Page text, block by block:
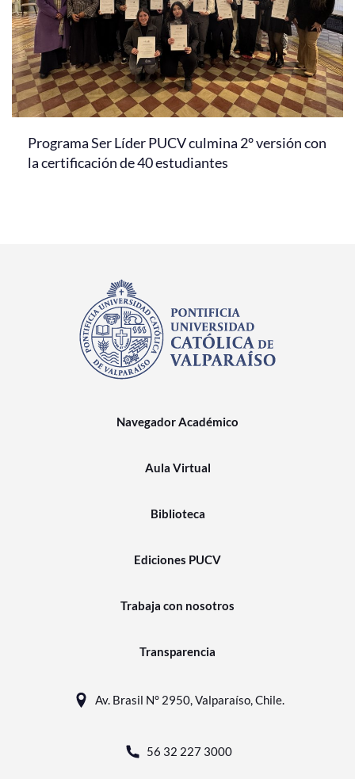
Programa Ser Líder PUCV culmina 2° versión con
la certificación de 40 estudiantes
Navegador Académico
Aula Virtual
Biblioteca
Ediciones PUCV
Trabaja con nosotros
Transparencia
Av. Brasil N° 2950, Valparaíso, Chile.
56 32 227 3000